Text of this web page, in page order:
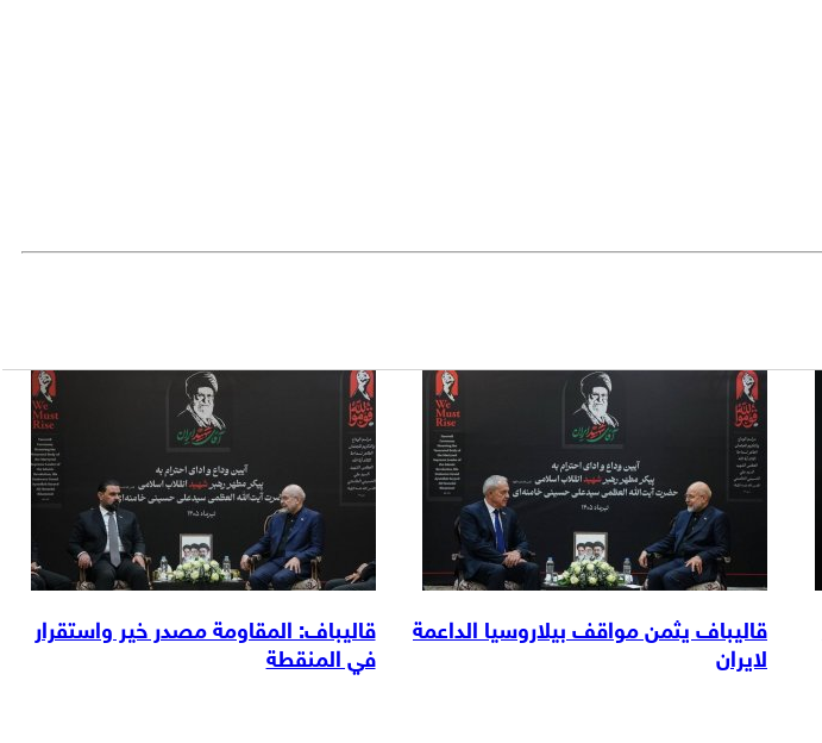
قاليباف يثمن مواقف بيلاروسيا الداعمة
لايران
قاليباف: المقاومة مصدر خير واستقرار
في المنقطة